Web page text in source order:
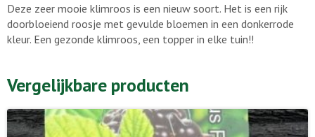
Deze zeer mooie klimroos is een nieuw soort. Het is een rijk
doorbloeiend roosje met gevulde bloemen in een donkerrode
kleur. Een gezonde klimroos, een topper in elke tuin!!
Vergelijkbare producten